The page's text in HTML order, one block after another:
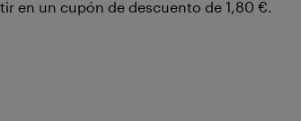
en un cupón de descuento de 1,80 €.